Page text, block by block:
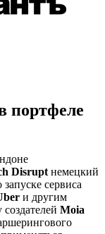
портфеле
Disrupt немецкий
сервиса
и другим
Moia